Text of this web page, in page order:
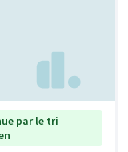
par le tri